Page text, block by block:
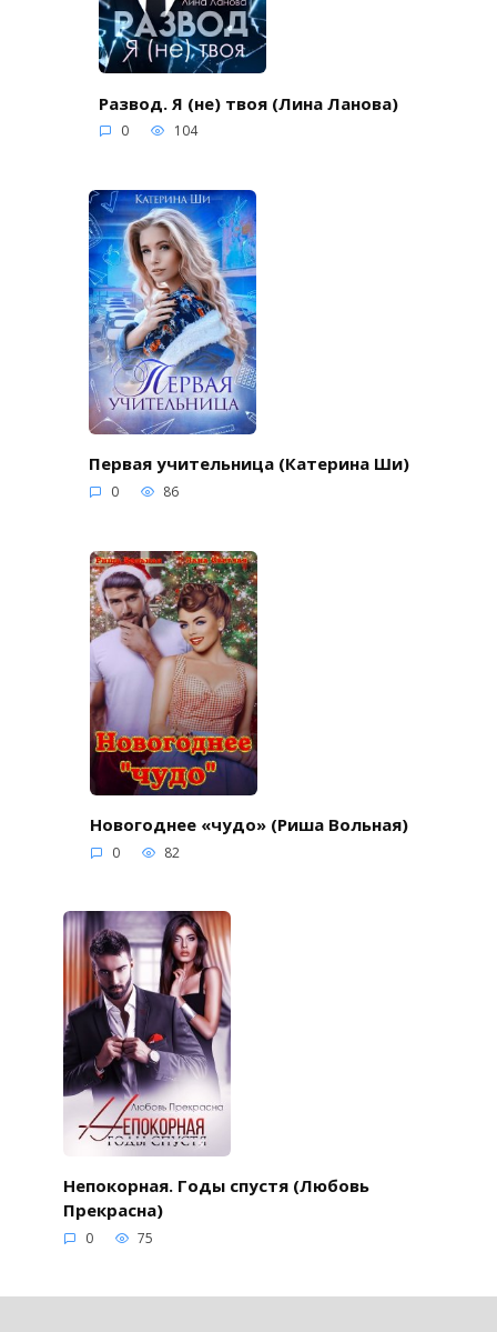
Развод. Я (не) твоя (Лина Ланова)
0 104
Первая учительница (Катерина Ши)
0 86
Новогоднее «чудо» (Риша Вольная)
0 82
Непокорная. Годы спустя (Любовь
Прекрасна)
0 75